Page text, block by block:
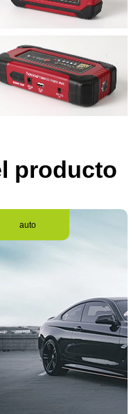
producto
auto